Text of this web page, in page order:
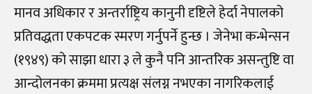
मानव अधिकार र अन्तर्राष्ट्रिय कानुनी दृष्टिले हेर्दा नेपालको
प्रतिवद्धता एकपटक स्मरण गर्नुपर्ने हुन्छ । जेनेभा कन्भेन्सन
(१९४९) को साझा धारा ३ ले कुनै पनि आन्तरिक असन्तुष्टि वा
आन्दोलनका क्रममा प्रत्यक्ष संलग्न नभएका नागरिकलाई